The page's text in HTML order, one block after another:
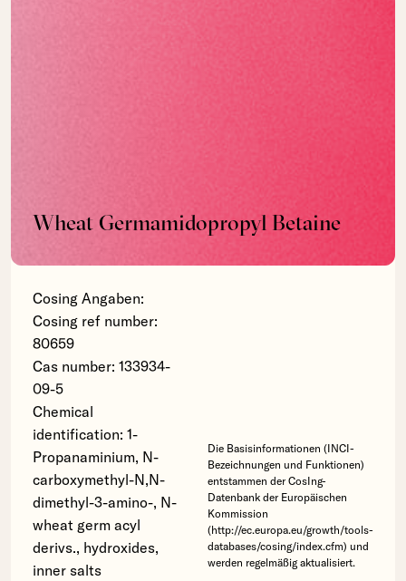
Wheat Germamidopropyl Betaine
Cosing Angaben:
Cosing ref number:
80659
Cas number: 133934-
09-5
Chemical
identification: 1-
Propanaminium, N-
carboxymethyl-N,N-
dimethyl-3-amino-, N-
wheat germ acyl
derivs., hydroxides,
inner salts
Die Basisinformationen (INCI-
Bezeichnungen und Funktionen)
entstammen der CosIng-
Datenbank der Europäischen
Kommission
(http://ec.europa.eu/growth/tools-
databases/cosing/index.cfm) und
werden regelmäßig aktualisiert.